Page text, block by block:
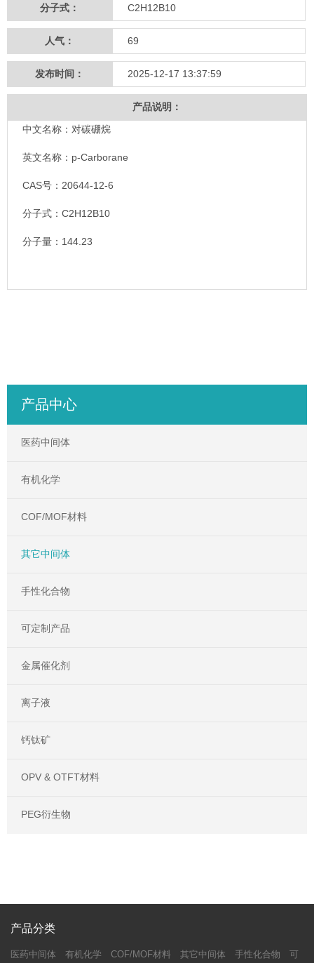
分子式： C2H12B10
人气： 69
发布时间： 2025-12-17 13:37:59
产品说明：
中文名称：对碳硼烷
英文名称：p-Carborane
CAS号：20644-12-6
分子式：C2H12B10
分子量：144.23
产品中心
医药中间体
有机化学
COF/MOF材料
其它中间体
手性化合物
可定制产品
金属催化剂
离子液
钙钛矿
OPV & OTFT材料
PEG衍生物
产品分类
医药中间体 有机化学 COF/MOF材料 其它中间体 手性化合物 可